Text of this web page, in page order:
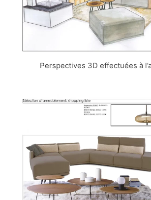
Perspectives 3D effectuées à